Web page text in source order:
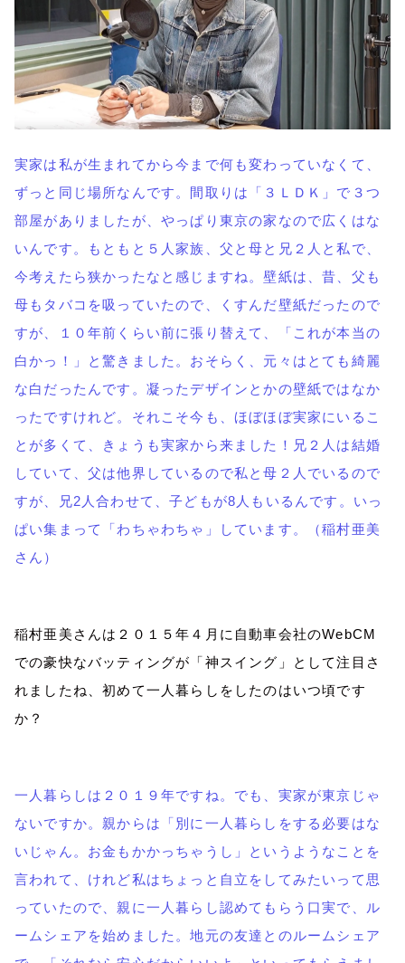
実家は私が生まれてから今まで何も変わっていなくて、
ずっと同じ場所なんです。間取りは「３ＬＤＫ」で３つ
部屋がありましたが、やっぱり東京の家なので広くはな
いんです。もともと５人家族、父と母と兄２人と私で、
今考えたら狭かったなと感じますね。壁紙は、昔、父も
母もタバコを吸っていたので、くすんだ壁紙だったので
すが、１０年前くらい前に張り替えて、「これが本当の
白かっ！」と驚きました。おそらく、元々はとても綺麗
な白だったんです。凝ったデザインとかの壁紙ではなか
ったですけれど。それこそ今も、ほぼほぼ実家にいるこ
とが多くて、きょうも実家から来ました！兄２人は結婚
していて、父は他界しているので私と母２人でいるので
すが、兄2人合わせて、子どもが8人もいるんです。いっ
ぱい集まって「わちゃわちゃ」しています。（稲村亜美
さん）
稲村亜美さんは２０１５年４月に自動車会社のWebCM
での豪快なバッティングが「神スイング」として注目さ
れましたね、初めて一人暮らしをしたのはいつ頃です
か？
一人暮らしは２０１９年ですね。でも、実家が東京じゃ
ないですか。親からは「別に一人暮らしをする必要はな
いじゃん。お金もかかっちゃうし」というようなことを
言われて、けれど私はちょっと自立をしてみたいって思
っていたので、親に一人暮らし認めてもらう口実で、ル
ームシェアを始めました。地元の友達とのルームシェア